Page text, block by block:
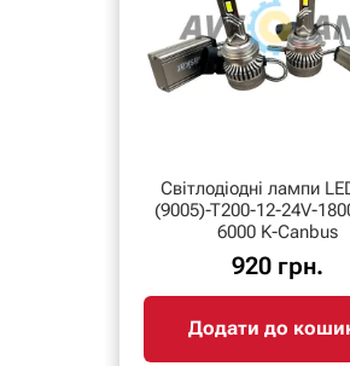
Світлодіодні лампи
(9005)-T200-12-24V-
6000 K-Canbus
920 грн.
Додати до